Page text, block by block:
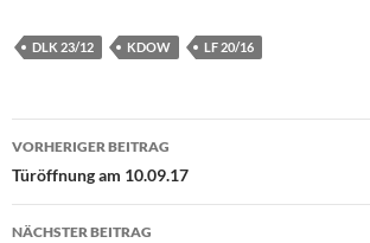
DLK 23/12 KDOW LF 20/16
Beitragsnavigation
VORHERIGER BEITRAG
Türöffnung am 10.09.17
NÄCHSTER BEITRAG